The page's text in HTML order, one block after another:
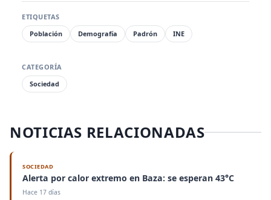
ETIQUETAS
Población
Demografía Padrón INE
CATEGORÍA
Sociedad
NOTICIAS RELACIONADAS
SOCIEDAD
Alerta por calor extremo en Baza: se esperan 43°C
Hace 17 días